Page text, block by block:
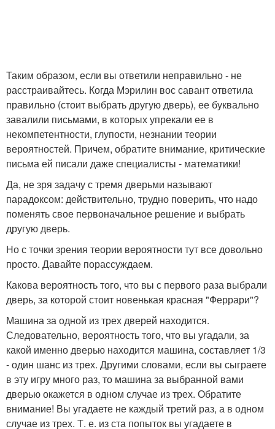
Таким образом, если вы ответили неправильно - не
расстраивайтесь. Когда Мэрилин вос савант ответила
правильно (стоит выбрать другую дверь), ее буквально
завалили письмами, в которых упрекали ее в
некомпетентности, глупости, незнании теории
вероятностей. Причем, обратите внимание, критические
письма ей писали даже специалисты - математики!
Да, не зря задачу с тремя дверьми называют
парадоксом: действительно, трудно поверить, что надо
поменять свое первоначальное решение и выбрать
другую дверь.
Но с точки зрения теории вероятности тут все довольно
просто. Давайте порассуждаем.
Какова вероятность того, что вы с первого раза выбрали
дверь, за которой стоит новенькая красная "Феррари"?
Машина за одной из трех дверей находится.
Следовательно, вероятность того, что вы угадали, за
какой именно дверью находится машина, составляет 1/3
- один шанс из трех. Другими словами, если вы сыграете
в эту игру много раз, то машина за выбранной вами
дверью окажется в одном случае из трех. Обратите
внимание! Вы угадаете не каждый третий раз, а в одном
случае из трех. Т. е. из ста попыток вы угадаете в